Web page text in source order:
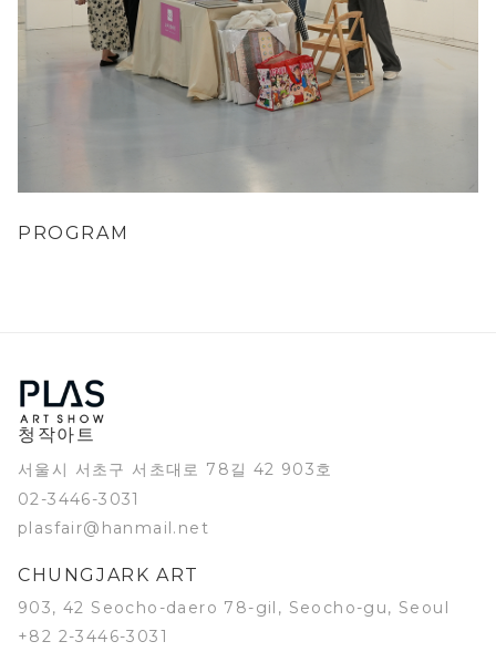
PROGRAM
청작아트
서울시 서초구 서초대로 78길 42 903호
02-3446-3031
plasfair@hanmail.net
CHUNGJARK ART
903, 42 Seocho-daero 78-gil, Seocho-gu, Seoul
+82 2-3446-3031